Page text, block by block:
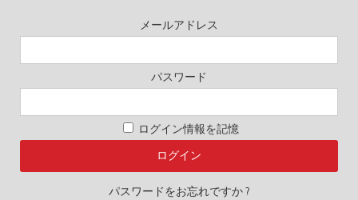
メールアドレス
パスワード
ログイン情報を記憶
パスワードをお忘れですか ?